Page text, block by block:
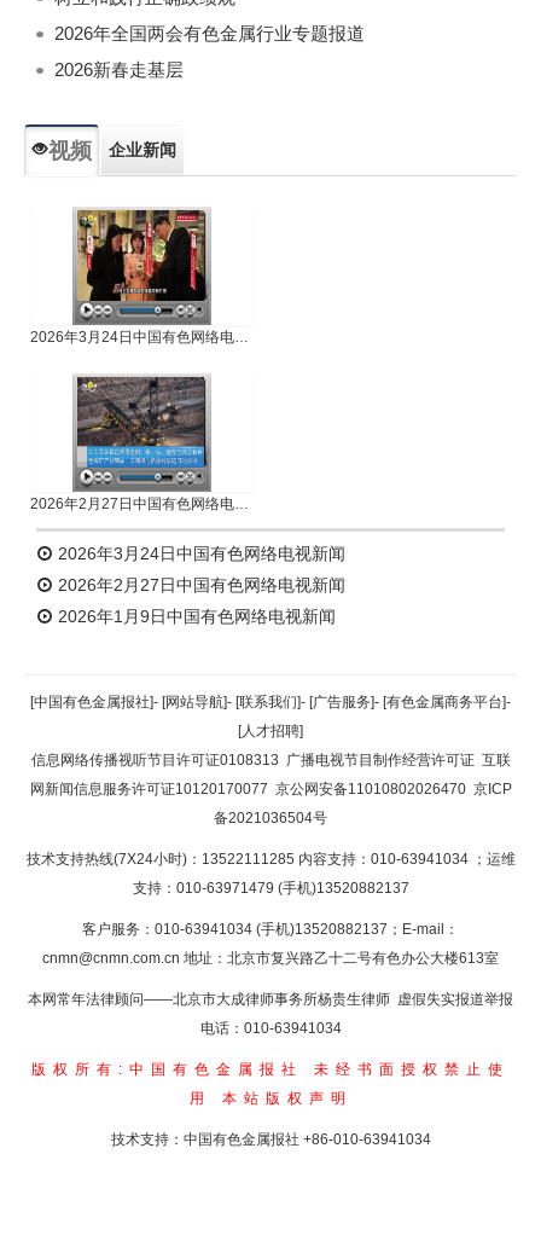
2026年全国两会有色金属行业专题报道
2026新春走基层
视频 企业新闻
2026年3月24日中国有色网络电视新闻
2026年2月27日中国有色网络电视新闻
2026年3月24日中国有色网络电视新闻
2026年2月27日中国有色网络电视新闻
2026年1月9日中国有色网络电视新闻
[中国有色金属报社]- [网站导航]- [联系我们]- [广告服务]- [有色金属商务平台]-
[人才招聘]
信息网络传播视听节目许可证0108313 广播电视节目制作经营许可证 互联
网新闻信息服务许可证10120170077 京公网安备11010802026470 京ICP
备2021036504号
技术支持热线(7X24小时)：13522111285 内容支持：010-63941034 ；运维
支持：010-63971479 (手机)13520882137
客户服务：010-63941034 (手机)13520882137；E-mail：
cnmn@cnmn.com.cn 地址：北京市复兴路乙十二号有色办公大楼613室
本网常年法律顾问——北京市大成律师事务所杨贵生律师 虚假失实报道举报
电话：010-63941034
版权所有:中国有色金属报社
未经书面授权禁止使
用 本站版权声明
技术支持：中国有色金属报社 +86-010-63941034